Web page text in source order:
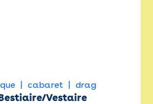
cabaret drag
Vestaire